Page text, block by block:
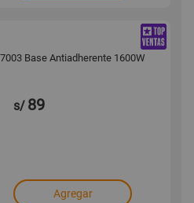
Base Antiadherente 1600W
s/ 89
Agregar